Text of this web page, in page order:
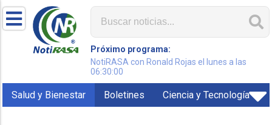
Próximo programa:
NotiRASA con Ronald Rojas el lunes a las
06:30:00
Salud y Bienestar Boletines Ciencia y Tecnología